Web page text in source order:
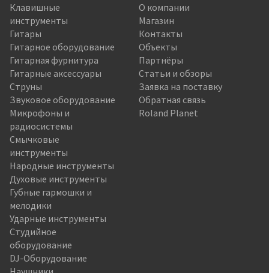
Клавишные
инструменты
Гитары
Гитарное оборудование
Гитарная фурнитура
Гитарные аксессуары
Струны
Звуковое оборудование
Микрофоны и
радиосистемы
Смычковые
инструменты
Народные инструменты
Духовые инструменты
Губные гармошки и
мелодики
Ударные инструменты
Студийное
оборудование
DJ-Оборудование
О компании
Магазин
Контакты
Объекты
Партнёры
Статьи и обзоры
Заявка на поставку
Обратная связь
Roland Planet